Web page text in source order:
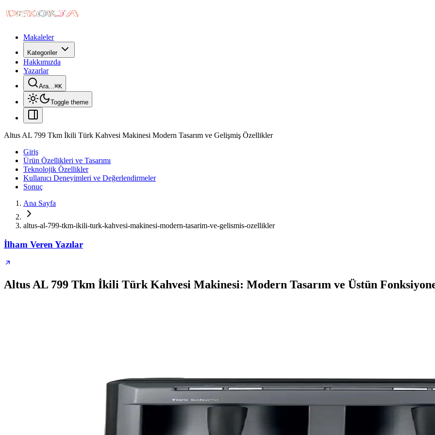
Makaleler
Kategoriler
Hakkımızda
Yazarlar
Ara...⌘K
Toggle theme
Altus AL 799 Tkm İkili Türk Kahvesi Makinesi Modern Tasarım ve Gelişmiş Özellikler
Giriş
Ürün Özellikleri ve Tasarımı
Teknolojik Özellikler
Kullanıcı Deneyimleri ve Değerlendirmeler
Sonuç
Ana Sayfa
altus-al-799-tkm-ikili-turk-kahvesi-makinesi-modern-tasarim-ve-gelismis-ozellikler
İlham Veren Yazılar
Altus AL 799 Tkm İkili Türk Kahvesi Makinesi: Modern Tasarım ve Üstün